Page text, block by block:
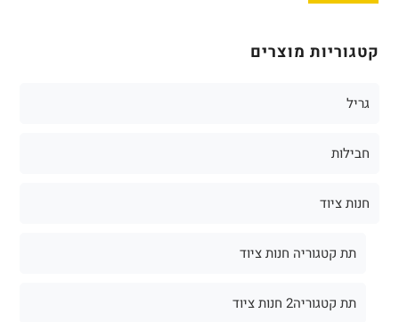
קטגוריות מוצרים
גריל
חבילות
חנות ציוד
תת קטגוריה חנות ציוד
תת קטגוריה2 חנות ציוד